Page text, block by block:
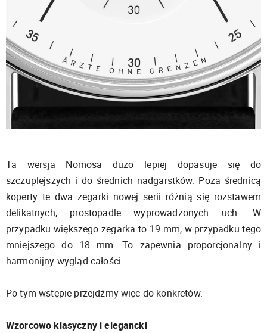
Ta wersja Nomosa dużo lepiej dopasuje się do
szczuplejszych i do średnich nadgarstków. Poza średnicą
koperty te dwa zegarki nowej serii różnią się rozstawem
delikatnych, prostopadle wyprowadzonych uch. W
przypadku większego zegarka to 19 mm, w przypadku tego
mniejszego do 18 mm. To zapewnia proporcjonalny i
harmonijny wygląd całości.
Po tym wstępie przejdźmy więc do konkretów.
Wzorcowo klasyczny i elegancki